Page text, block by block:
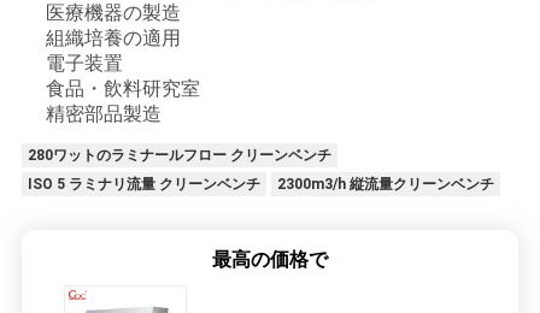
医療機器の製造
組織培養の適用
電子装置
食品・飲料研究室
精密部品製造
280ワットのラミナールフロー クリーンベンチ
ISO 5 ラミナリ流量 クリーンベンチ
2300m3/h 縦流量クリーンベンチ
最高の価格で